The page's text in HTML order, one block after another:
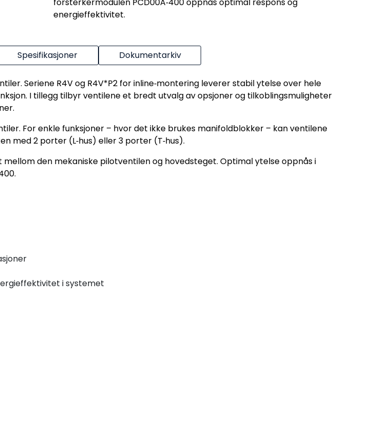
energieffektivitet.
Spesifikasjoner Dokumentarkiv
Seriene R4V og R4V*P2 for inline‑montering leverer stabil ytelse over hele
I tillegg tilbyr ventilene et bredt utvalg av opsjoner og tilkoblingsmuligheter
For enkle funksjoner – hvor det ikke brukes manifoldblokker – kan ventilene
med 2 porter (L‑hus) eller 3 porter (T‑hus).
den mekaniske pilotventilen og hovedsteget. Optimal ytelse oppnås i
i systemet